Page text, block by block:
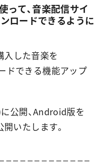
って、音楽配信サイ
ロードできるように
入した音楽を
ドできる機能アップ
公開、Android版を
いたします。
– – – – – – – – – – – –